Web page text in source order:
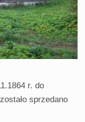
r. do
sprzedano